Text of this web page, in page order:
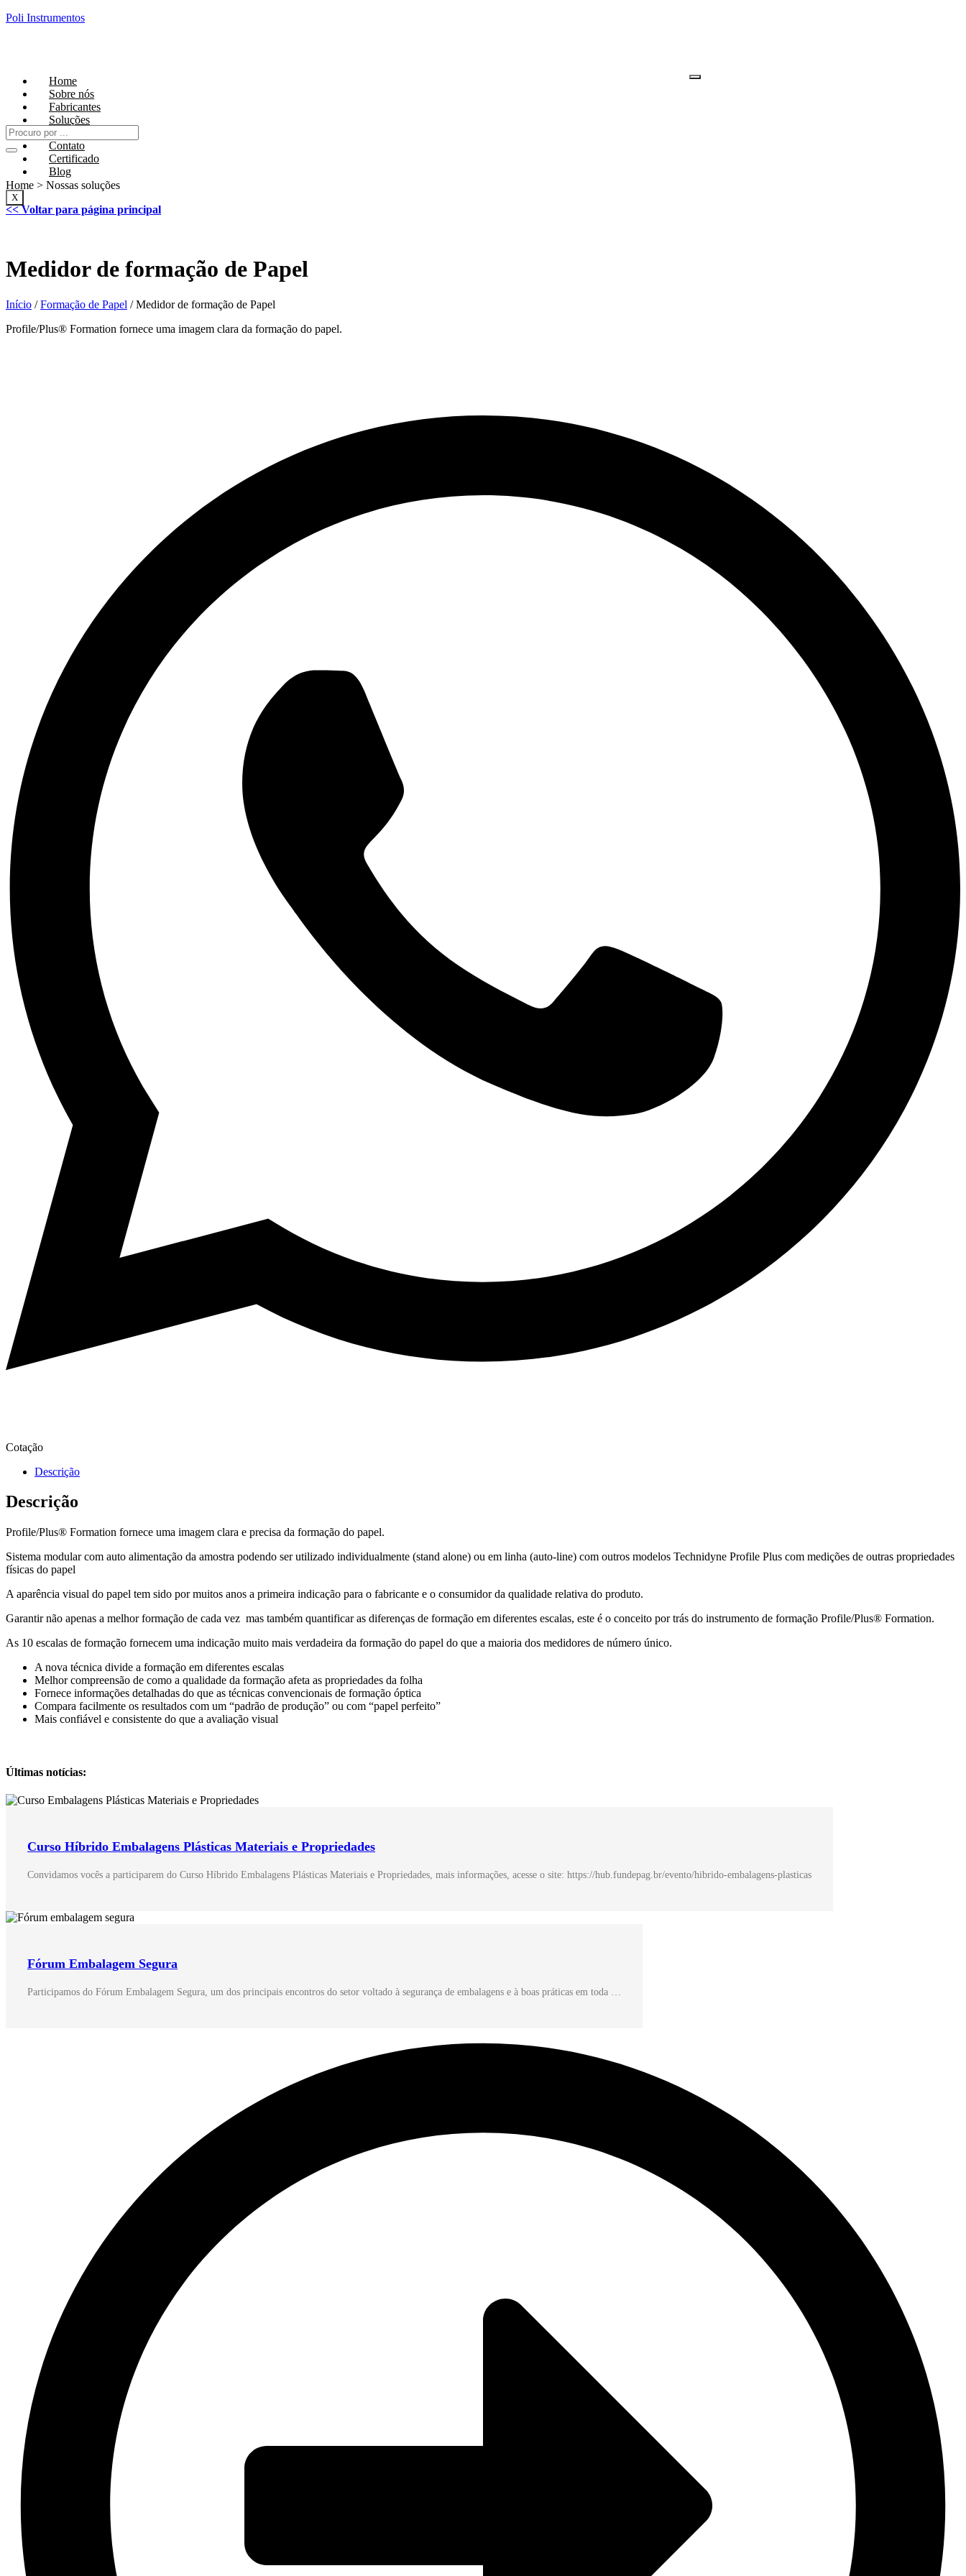
Poli Instrumentos
Home
Sobre nós
Fabricantes
Soluções
Laboratório
Contato
Certificado
Blog
X
Home > Nossas soluções
<< Voltar para página principal
Medidor de formação de Papel
Início /Formação de Papel / Medidor de formação de Papel
Profile/Plus® Formation fornece uma imagem clara da formação do papel.
Cotação
Descrição
Descrição
Profile/Plus® Formation fornece uma imagem clara e precisa da formação do papel.
Sistema modular com auto alimentação da amostra podendo ser utilizado individualmente (stand alone) ou em linha (auto-line) com outros modelos Technidyne Profile Plus com medições de outras propriedades
físicas do papel
A aparência visual do papel tem sido por muitos anos a primeira indicação para o fabricante e o consumidor da qualidade relativa do produto.
Garantir não apenas a melhor formação de cada vez mas também quantificar as diferenças de formação em diferentes escalas, este é o conceito por trás do instrumento de formação Profile/Plus® Formation.
As 10 escalas de formação fornecem uma indicação muito mais verdadeira da formação do papel do que a maioria dos medidores de número único.
A nova técnica divide a formação em diferentes escalas
Melhor compreensão de como a qualidade da formação afeta as propriedades da folha
Fornece informações detalhadas do que as técnicas convencionais de formação óptica
Compara facilmente os resultados com um “padrão de produção” ou com “papel perfeito”
Mais confiável e consistente do que a avaliação visual
Últimas notícias:
Curso Híbrido Embalagens Plásticas Materiais e Propriedades
Convidamos vocês a participarem do Curso Híbrido Embalagens Plásticas Materiais e Propriedades, mais informações, acesse o site: https://hub.fundepag.br/evento/hibrido-embalagens-plasticas
Fórum Embalagem Segura
Participamos do Fórum Embalagem Segura, um dos principais encontros do setor voltado à segurança de embalagens e à boas práticas em toda …